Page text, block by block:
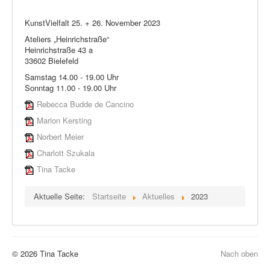
KunstVielfalt 25. + 26. November 2023
Ateliers „Heinrichstraße“
Heinrichstraße 43 a
33602 Bielefeld
Samstag 14.00 - 19.00 Uhr
Sonntag 11.00 - 19.00 Uhr
Rebecca Budde de Cancino
Marion Kersting
Norbert Meier
Charlott Szukala
Tina Tacke
Aktuelle Seite: Startseite Aktuelles 2023
Nach oben
© 2026 Tina Tacke